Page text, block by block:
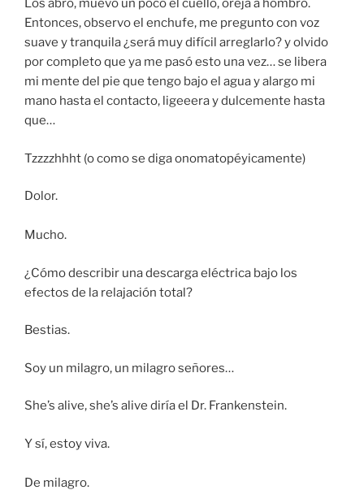
Los abro, muevo un poco el cuello, oreja a hombro.
Entonces, observo el enchufe, me pregunto con voz
suave y tranquila ¿será muy difícil arreglarlo? y olvido
por completo que ya me pasó esto una vez… se libera
mi mente del pie que tengo bajo el agua y alargo mi
mano hasta el contacto, ligeeera y dulcemente hasta
que…
Tzzzzhhht (o como se diga onomatopéyicamente)
Dolor.
Mucho.
¿Cómo describir una descarga eléctrica bajo los
efectos de la relajación total?
Bestias.
Soy un milagro, un milagro señores…
She’s alive, she’s alive diría el Dr. Frankenstein.
Y sí, estoy viva.
De milagro.